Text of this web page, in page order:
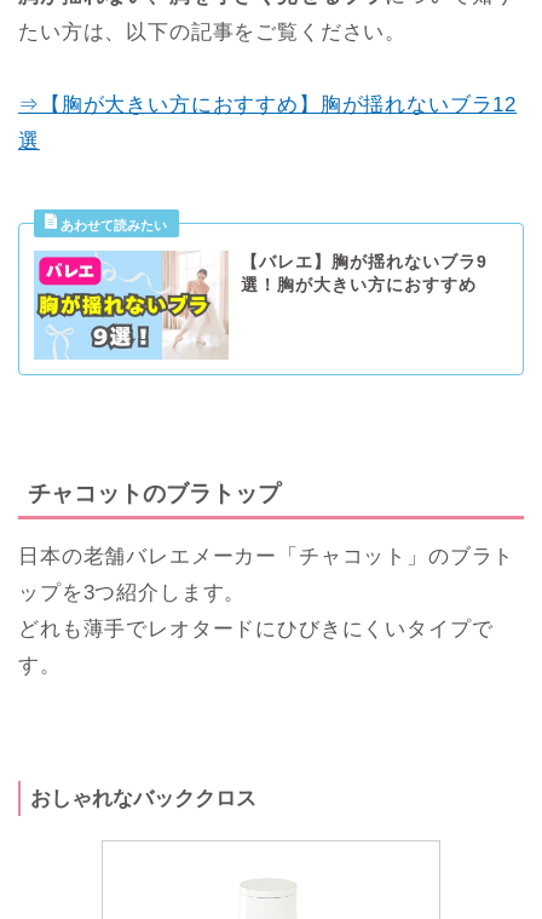
たい方は、以下の記事をご覧ください。
⇒【胸が大きい方におすすめ】胸が揺れないブラ12
選
【バレエ】胸が揺れないブラ9
選！胸が大きい方におすすめ
チャコットのブラトップ
日本の老舗バレエメーカー「チャコット」のブラト
ップを3つ紹介します。
どれも薄手でレオタードにひびきにくいタイプで
す。
おしゃれなバッククロス